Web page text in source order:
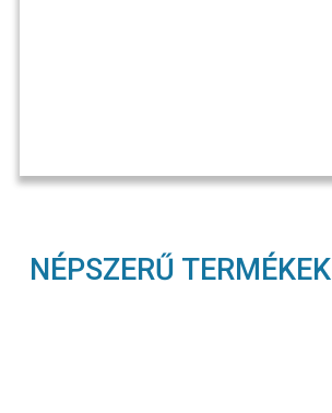
NÉPSZERŰ TERMÉKEK